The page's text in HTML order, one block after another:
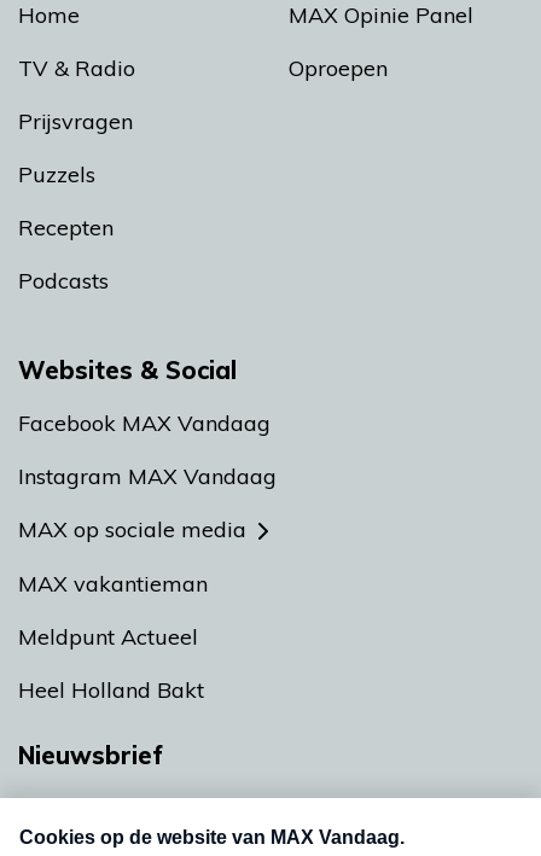
Home
TV & Radio
Prijsvragen
Puzzels
Recepten
Podcasts
MAX Opinie Panel
Oproepen
Websites & Social
Facebook MAX Vandaag
Instagram MAX Vandaag
MAX op sociale media
MAX vakantieman
Meldpunt Actueel
Heel Holland Bakt
Nieuwsbrief
nieuwsbrief. Elke vrijdag- en dinsdagochtend in